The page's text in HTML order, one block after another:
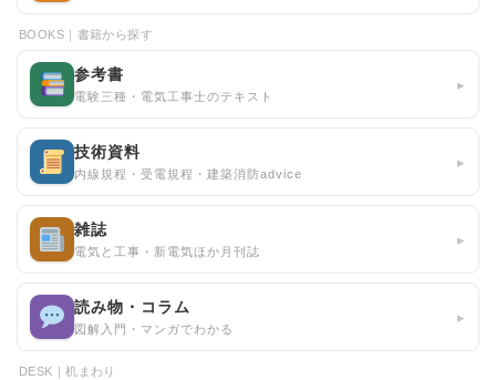
BOOKS｜書籍から探す
参考書
電験三種・電気工事士のテキスト
▸
技術資料
内線規程・受電規程・建築消防advice
▸
雑誌
電気と工事・新電気ほか月刊誌
▸
読み物・コラム
図解入門・マンガでわかる
▸
DESK｜机まわり